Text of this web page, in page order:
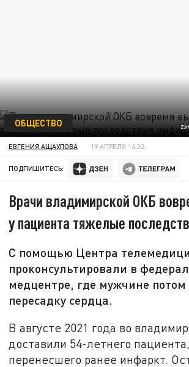
ОБЩЕСТВО
ЕВГЕНИЯ АЩАУЛОВА 19 АПРЕЛЯ 14:32
ПОДПИШИТЕСЬ:
Врачи владимирской ОКБ
у пациента тяжелые
С помощью Центра
проконсультировали в
медцентре, где мужчине потом
пересадку сердца.
В августе 2021 года во
доставили 54-летнего пациента,
перенесшего ранее инфаркт.